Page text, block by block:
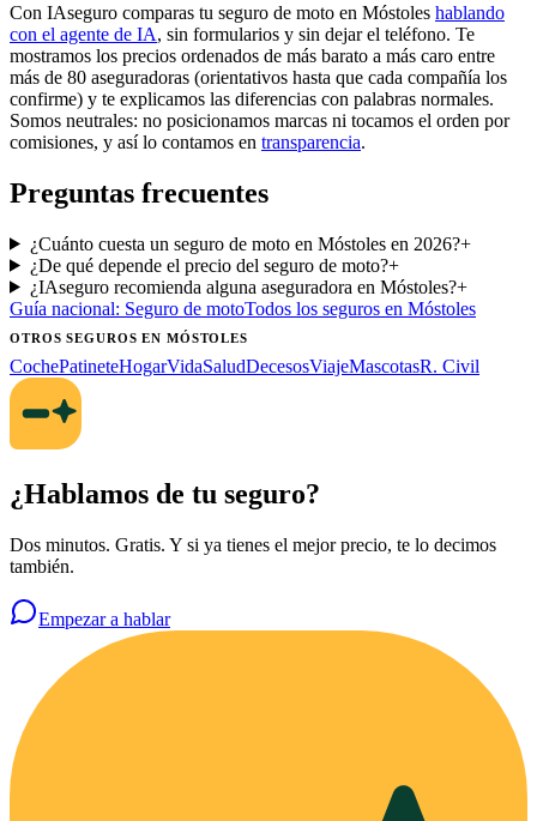
Con IAseguro comparas tu seguro de moto en Móstoles hablando
con el agente de IA, sin formularios y sin dejar el teléfono. Te
mostramos los precios ordenados de más barato a más caro entre
más de 80 aseguradoras (orientativos hasta que cada compañía los
confirme) y te explicamos las diferencias con palabras normales.
Somos neutrales: no posicionamos marcas ni tocamos el orden por
comisiones, y así lo contamos en transparencia.
Preguntas frecuentes
¿Cuánto cuesta un seguro de moto en Móstoles en 2026?+
¿De qué depende el precio del seguro de moto?+
¿IAseguro recomienda alguna aseguradora en Móstoles?+
Guía nacional: Seguro de motoTodos los seguros en Móstoles
OTROS SEGUROSEN MÓSTOLES
CochePatineteHogarVidaSaludDecesosViajeMascotasR. Civil
¿Hablamos de tu seguro?
Dos minutos. Gratis. Y si ya tienes el mejor precio, te lo decimos
también.
Empezar a hablar